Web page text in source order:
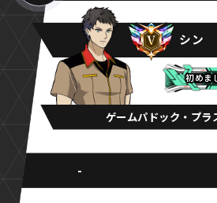
シン
初めま
初めま
初めま
ゲームパドック・プラ
-